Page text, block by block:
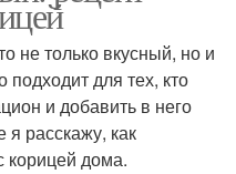
не только вкусный, но и
для тех, кто
и добавить в него
я расскажу, как
корицей дома.